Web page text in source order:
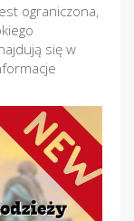
ograniczona,
się w